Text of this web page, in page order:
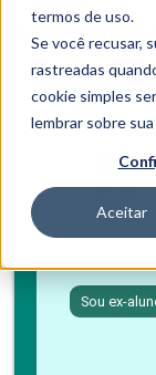
termos de uso.
Se você recusar,
rastreadas
cookie simples
lembrar sobre
Aceitar
Boleto bancário /
Sou ex-